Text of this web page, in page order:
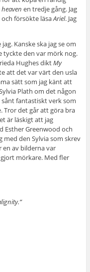
en tredje gång. Jag
försökte läsaAriel. Jag
Kanske ska jag se om
tyckte den var mörk nog.
Hughes diktMy
att det var värt den usla
sätt som jag känt att
Plath om det någon
fantastiskt verk som
Tror det går att göra bra
är läskigt att jag
Esther Greenwood och
med den Sylvia som skrev
en av bilderna var
mörkare. Med fler